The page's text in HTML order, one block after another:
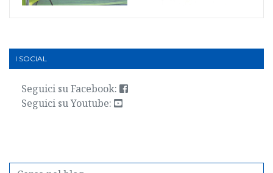
I SOCIAL
Seguici su Facebook:
Seguici su Youtube: